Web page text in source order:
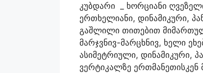
კუბდარი _ ხორციანი
ერთხელიანი, დინამიკური,
გაშლილი თითებით
მარჯვნივ-მარცხნივ, ხელი
ასიმეტრიული, დინამიკური,
ვერტიკალზე